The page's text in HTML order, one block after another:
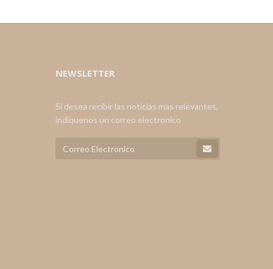
NEWSLETTER
Si desea recibir las noticias mas relevantes,
indiquenos un correo electronico